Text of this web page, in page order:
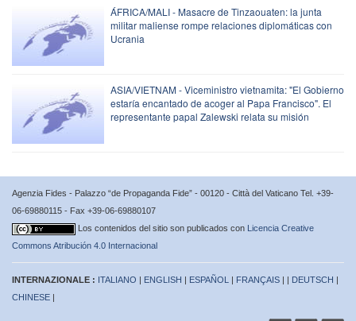
ÁFRICA/MALI - Masacre de Tinzaouaten: la junta
militar maliense rompe relaciones diplomáticas con
Ucrania
ASIA/VIETNAM - Viceministro vietnamita: "El Gobierno
estaría encantado de acoger al Papa Francisco". El
representante papal Zalewski relata su misión
Agenzia Fides - Palazzo “de Propaganda Fide” - 00120 - Città del Vaticano Tel. +39-
06-69880115 - Fax +39-06-69880107
Los contenidos del sitio son publicados con Licencia Creative
Commons Atribución 4.0 Internacional
INTERNAZIONALE : ITALIANO | ENGLISH | ESPAÑOL | FRANÇAIS | | DEUTSCH |
CHINESE |